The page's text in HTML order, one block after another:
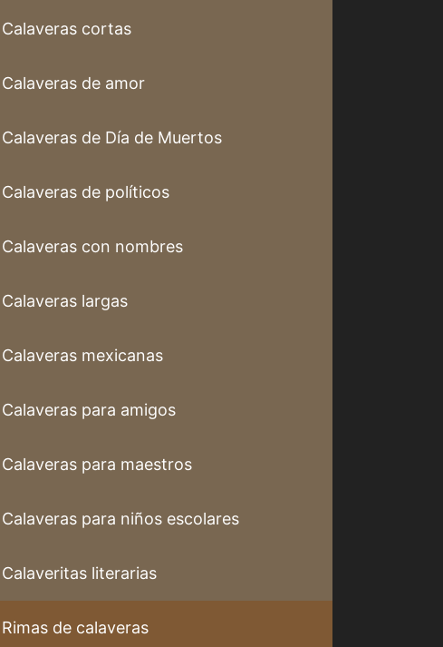
Calaveras cortas
Calaveras de amor
Calaveras de Día de Muertos
Calaveras de políticos
Calaveras con nombres
Calaveras largas
Calaveras mexicanas
Calaveras para amigos
Calaveras para maestros
Calaveras para niños escolares
Calaveritas literarias
Rimas de calaveras